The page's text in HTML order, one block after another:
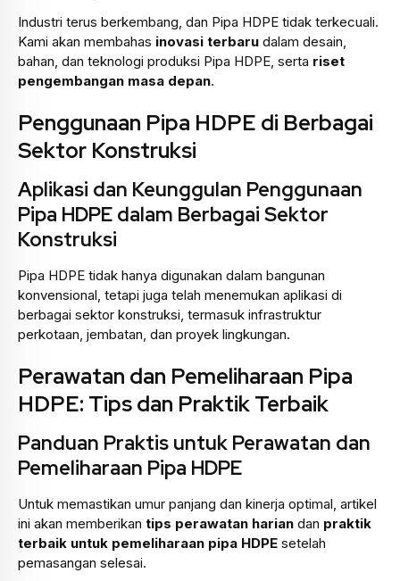
Industri terus berkembang, dan Pipa HDPE tidak terkecuali.
Kami akan membahas inovasi terbaru dalam desain,
bahan, dan teknologi produksi Pipa HDPE, serta riset
pengembangan masa depan.
Penggunaan Pipa HDPE di Berbagai
Sektor Konstruksi
Aplikasi dan Keunggulan Penggunaan
Pipa HDPE dalam Berbagai Sektor
Konstruksi
Pipa HDPE tidak hanya digunakan dalam bangunan
konvensional, tetapi juga telah menemukan aplikasi di
berbagai sektor konstruksi, termasuk infrastruktur
perkotaan, jembatan, dan proyek lingkungan.
Perawatan dan Pemeliharaan Pipa
HDPE: Tips dan Praktik Terbaik
Panduan Praktis untuk Perawatan dan
Pemeliharaan Pipa HDPE
Untuk memastikan umur panjang dan kinerja optimal, artikel
ini akan memberikan tips perawatan harian dan praktik
terbaik untuk pemeliharaan pipa HDPE setelah
pemasangan selesai.